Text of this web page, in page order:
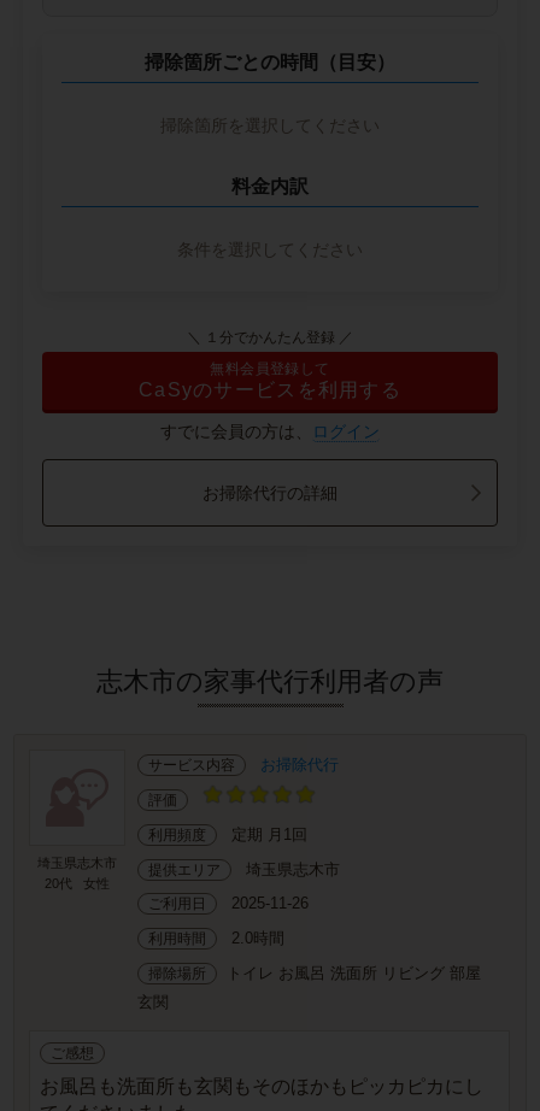
掃除箇所ごとの時間（目安）
掃除箇所を選択してください
料金内訳
条件を選択してください
＼ １分でかんたん登録 ／
無料会員登録して
CaSyのサービスを利用する
すでに会員の方は、 ログイン
お掃除代行の詳細
志木市の家事代行利用者の声
埼玉県志木市
20代
女性
サービス内容 お掃除代行
評価
利用頻度 定期 月1回
提供エリア 埼玉県志木市
ご利用日 2025-11-26
利用時間 2.0時間
掃除場所
トイレ お風呂 洗面所 リビング 部屋
玄関
ご感想
お風呂も洗面所も玄関もそのほかもピッカピカにし